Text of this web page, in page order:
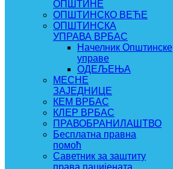
ОПШТИНЕ
ОПШТИНСКО ВЕЋЕ
ОПШТИНСКА
УПРАВА ВРБАС
Начелник Општинске
управе
ОДЕЉЕЊА
МЕСНЕ
ЗАЈЕДНИЦЕ
КЕМ ВРБАС
КЛЕР ВРБАС
ПРАВОБРАНИЛАШТВО
Бесплатна правна
помоћ
Саветник за заштиту
права пацијената